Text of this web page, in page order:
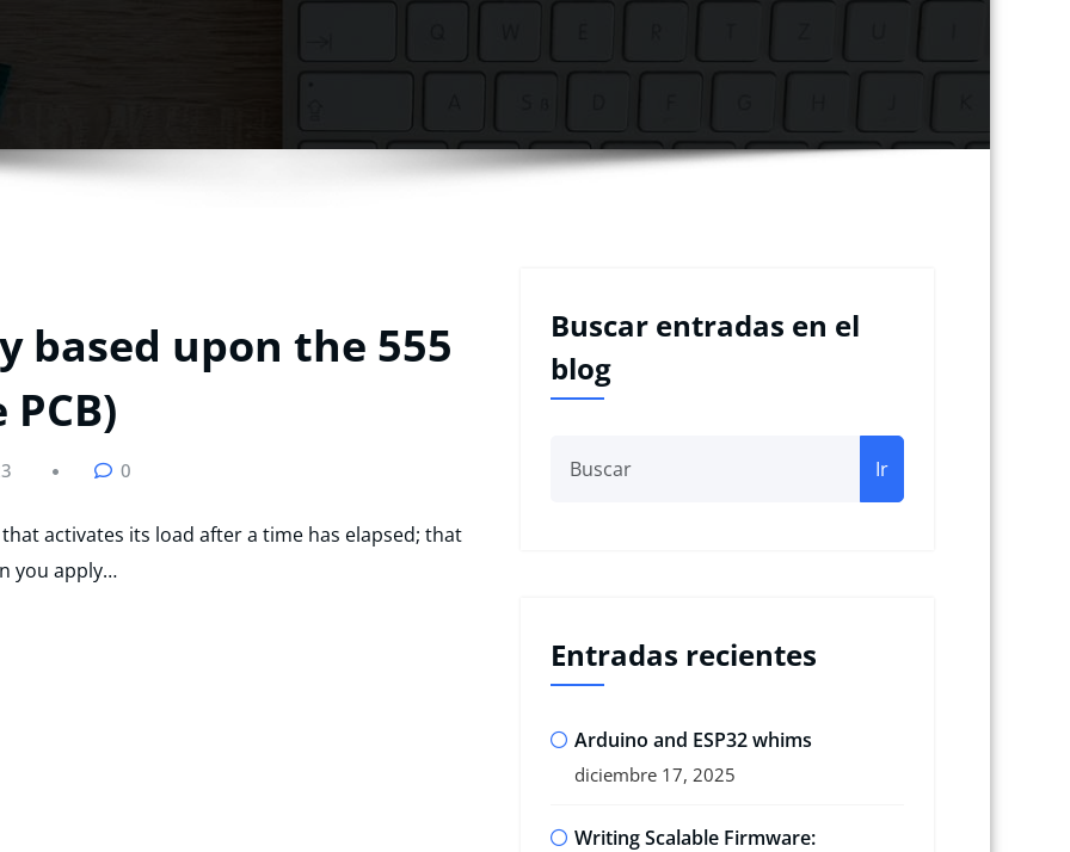
based upon the 555
0
activates its load after a time has elapsed; that
you apply…
Buscar entradas en el
blog
Ir
Entradas recientes
Arduino and ESP32 whims
diciembre 17, 2025
Writing Scalable Firmware: